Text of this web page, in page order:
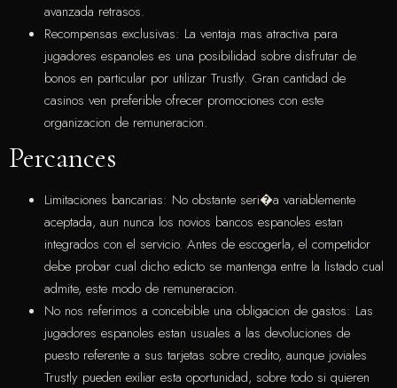
avanzada retrasos.
Recompensas exclusivas: La ventaja mas atractiva para
jugadores espanoles es una posibilidad sobre disfrutar de
bonos en particular por utilizar Trustly. Gran cantidad de
casinos ven preferible ofrecer promociones con este
organizacion de remuneracion.
Percances
Limitaciones bancarias: No obstante seri�a variablemente
aceptada, aun nunca los novios bancos espanoles estan
integrados con el servicio. Antes de escogerla, el competidor
debe probar cual dicho edicto se mantenga entre la listado cual
admite, este modo de remuneracion.
No nos referimos a concebible una obligacion de gastos: Las
jugadores espanoles estan usuales a las devoluciones de
puesto referente a sus tarjetas sobre credito, aunque joviales
Trustly pueden exiliar esta oportunidad, sobre todo si quieren